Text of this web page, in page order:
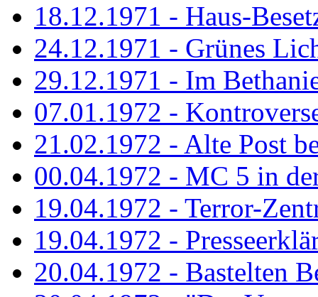
18.12.1971 - Haus-
24.12.1971 - Grünes
29.12.1971 - Im
07.01.1972 -
21.02.1972 - Alte Post
00.04.1972 - MC 5 in
19.04.1972 - Terror-
19.04.1972 -
20.04.1972 - Bastelten